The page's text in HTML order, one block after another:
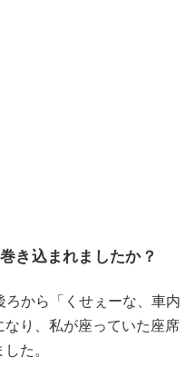
き込まれましたか？
ろから「くせぇーな、車内
り、私が座っていた座席
た。